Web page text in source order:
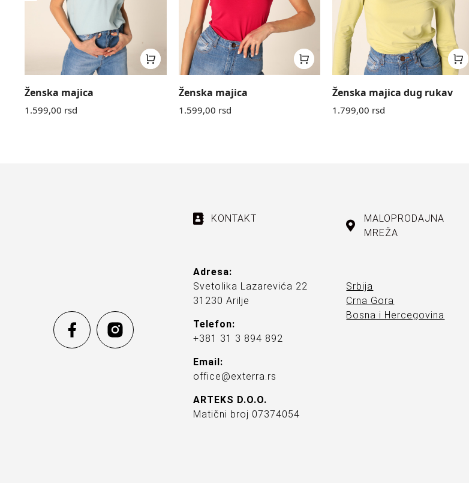
Ženska majica
1.599,00 rsd
Ženska majica
1.599,00 rsd
Ženska majica dug rukav
1.799,00 rsd
KONTAKT
Adresa:
Svetolika Lazarevića 22
31230 Arilje
Telefon:
+381 31 3 894 892
Email:
office@exterra.rs
ARTEKS D.O.O.
Matični broj 07374054
MALOPRODAJNA
MREŽA
Srbija
Crna Gora
Bosna i Hercegovina